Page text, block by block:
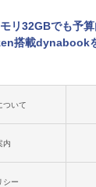
モリ32GBでも予
搭載dynabook
ついて
内
シー